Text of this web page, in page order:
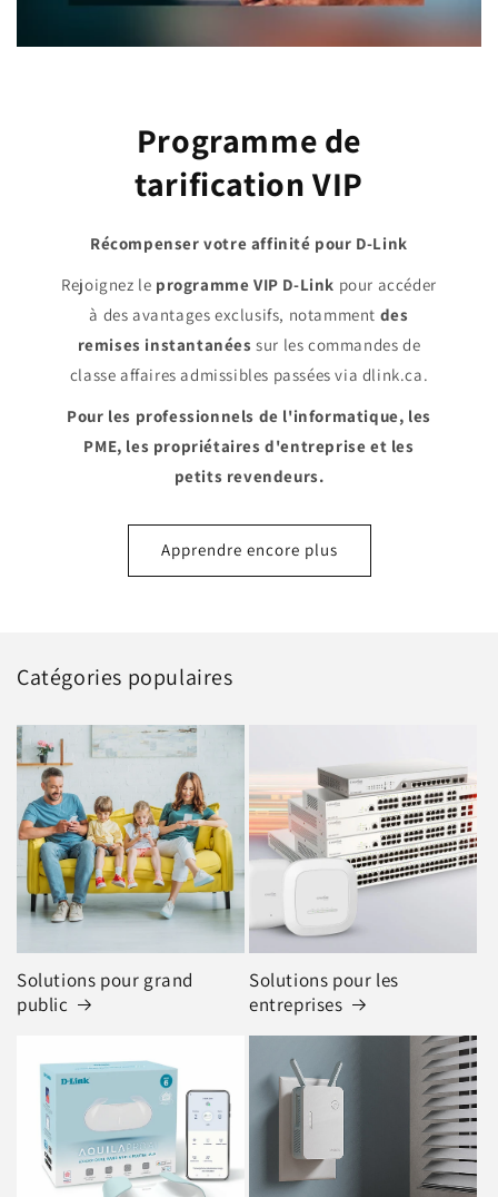
Programme de
tarification VIP
Récompenser votre affinité pour D-Link
Rejoignez le programme VIP D-Link pour accéder
à des avantages exclusifs, notamment des
remises instantanées sur les commandes de
classe affaires admissibles passées via dlink.ca.
Pour les professionnels de l'informatique, les
PME, les propriétaires d'entreprise et les
petits revendeurs.
Apprendre encore plus
Catégories populaires
Solutions pour grand
public
Solutions pour les
entreprises